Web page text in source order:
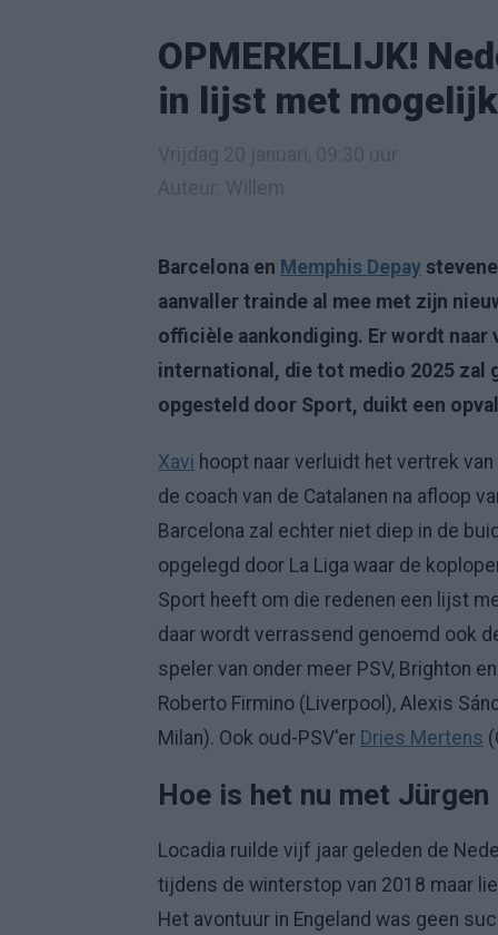
OPMERKELIJK!
in lijst met
Barcelona en Memphis Depay
aanvaller trainde al mee met zijn
officièle aankondiging. Er wordt
international, die tot medio 2025 zal
opgesteld door Sport, duikt een
Xavi hoopt naar verluidt het vertrek
de coach van de Catalanen na afloop
Barcelona zal echter niet diep in de
opgelegd door La Liga waar de
Sport heeft om die redenen een lijst
daar wordt verrassend genoemd ook
speler van onder meer PSV, Brighton
Roberto Firmino (Liverpool), Alexis
Milan). Ook oud-PSV'er Dries Mertens
Hoe is het nu met Jürgen
Locadia ruilde vijf jaar geleden de
tijdens de winterstop van 2018 maar
Het avontuur in Engeland was geen